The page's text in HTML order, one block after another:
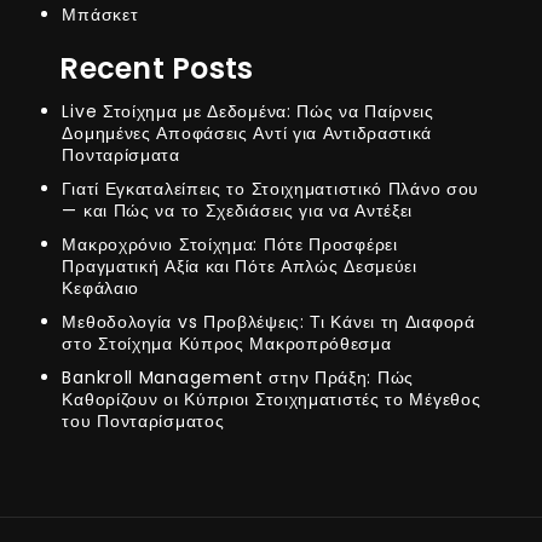
Μπάσκετ
Recent Posts
Live Στοίχημα με Δεδομένα: Πώς να Παίρνεις
Δομημένες Αποφάσεις Αντί για Αντιδραστικά
Πονταρίσματα
Γιατί Εγκαταλείπεις το Στοιχηματιστικό Πλάνο σου
— και Πώς να το Σχεδιάσεις για να Αντέξει
Μακροχρόνιο Στοίχημα: Πότε Προσφέρει
Πραγματική Αξία και Πότε Απλώς Δεσμεύει
Κεφάλαιο
Μεθοδολογία vs Προβλέψεις: Τι Κάνει τη Διαφορά
στο Στοίχημα Κύπρος Μακροπρόθεσμα
Bankroll Management στην Πράξη: Πώς
Καθορίζουν οι Κύπριοι Στοιχηματιστές το Μέγεθος
του Πονταρίσματος